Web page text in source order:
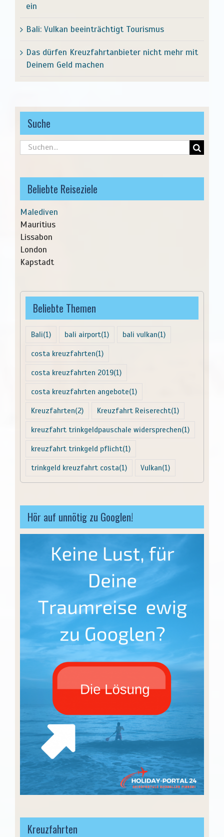
Suche
Suche
Beliebte Reiseziele
Malediven
Mauritius
Lissabon
London
Kapstadt
Beliebte Themen
Bali(1) bali airport(1) bali vulkan(1)
costa kreuzfahrten(1)
costa kreuzfahrten 2019(1)
costa kreuzfahrten angebote(1)
Kreuzfahrten(2) Kreuzfahrt Reiserecht(1)
kreuzfahrt trinkgeldpauschale widersprechen(1)
kreuzfahrt trinkgeld pflicht(1)
trinkgeld kreuzfahrt costa(1) Vulkan(1)
Hör auf unnötig zu Googlen!
Kreuzfahrten
ein
Bali: Vulkan beeinträchtigt Tourismus
Das dürfen Kreuzfahrtanbieter nicht mehr mit
Deinem Geld machen